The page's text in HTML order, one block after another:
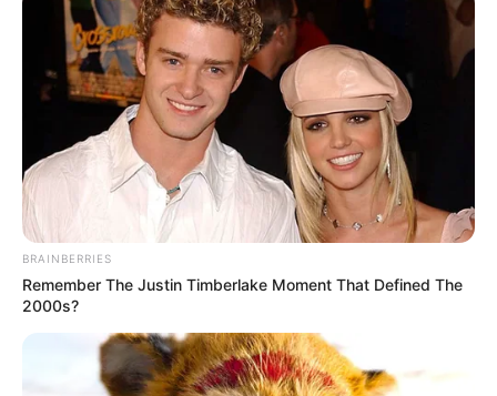
Η μάχη για το μυαλό: Πώς να βγούμε από μια τεχνητή,
παρανοϊκή πραγματικότητα… Η παραπάνω εικόνα είναι από
την ταινία του George Cukor “Gaslight” (1944),...
BRAINBERRIES
Remember The Justin Timberlake Moment That Defined The
2000s?